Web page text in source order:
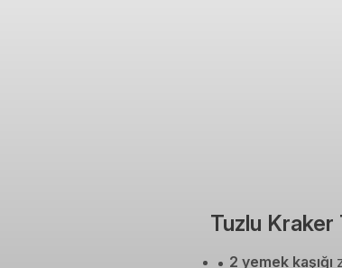
Tuzlu
2 yemek kaşığı